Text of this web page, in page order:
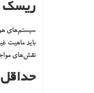
ریسک
سیستم‌های
باید ماهیت
نقش‌های